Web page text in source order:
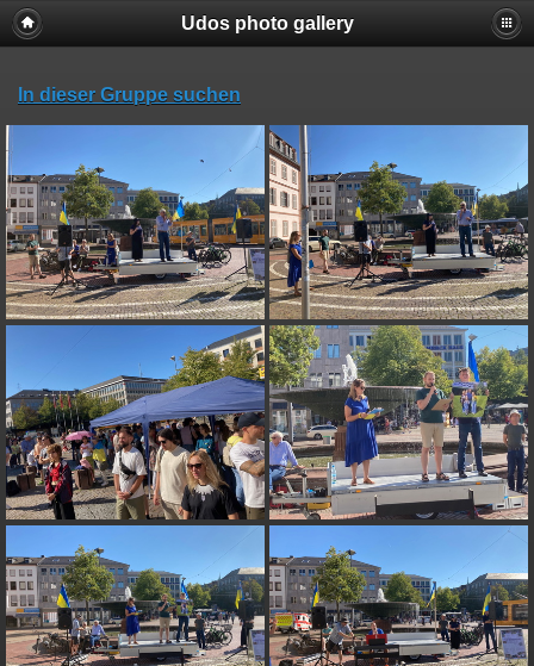
Udos photo gallery
In dieser Gruppe suchen